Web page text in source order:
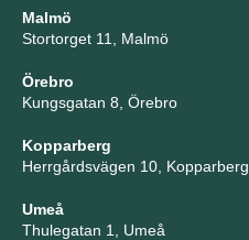
Malmö
Stortorget 11, Malmö
Örebro
Kungsgatan 8, Örebro
Kopparberg
Herrgårdsvägen 10, Kopparberg
Umeå
Thulegatan 1, Umeå